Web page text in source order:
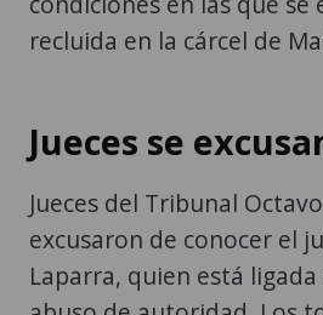
recluida en la cárcel de
Jueces se
Jueces del Tribunal
excusaron de conocer el
Laparra, quien está